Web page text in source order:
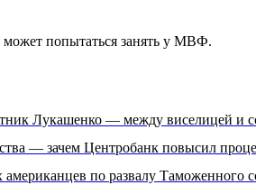
попытаться занять у МВФ.
Лукашенко — между виселицей и
— зачем Центробанк повысил
по развалу Таможенного